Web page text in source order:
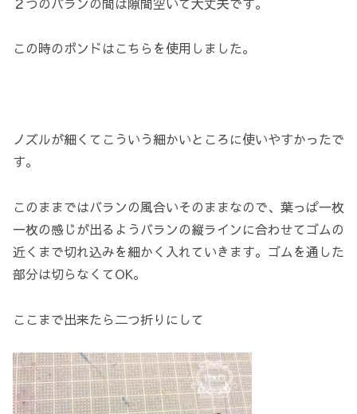
この時のボンドはこちらを使用しました。
ノズルが細くてこういう細かいところに使いやすかったで
す。
このままではバランの風合いそのままなので、葉っぱ一枚
一枚の感じが出るようバランの縦ラインに合わせてゴムの
近くまで切れ込みを細かく入れていきます。ゴムを通した
部分は切らなくてOK。
ここまで出来たら二つ折りにして